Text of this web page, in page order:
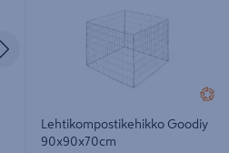
Lehtikompostikehikko Goodiy
90x90x70cm